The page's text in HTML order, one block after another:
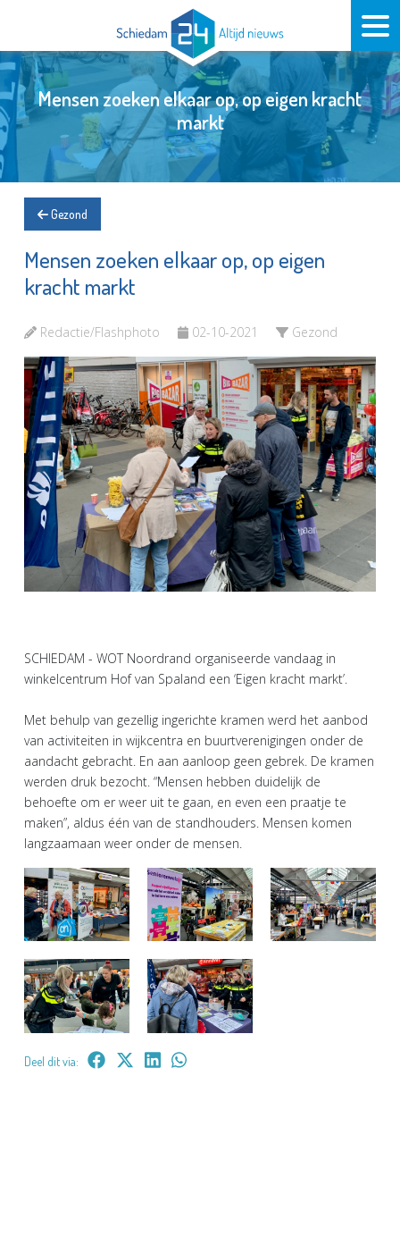
Mensen zoeken elkaar op, op eigen kracht
markt
Gezond
Mensen zoeken elkaar op, op eigen
kracht markt
Redactie/Flashphoto 02-10-2021 Gezond
SCHIEDAM - WOT Noordrand organiseerde vandaag in
winkelcentrum Hof van Spaland een ‘Eigen kracht markt’.
Met behulp van gezellig ingerichte kramen werd het aanbod
van activiteiten in wijkcentra en buurtverenigingen onder de
aandacht gebracht. En aan aanloop geen gebrek. De kramen
werden druk bezocht. “Mensen hebben duidelijk de
behoefte om er weer uit te gaan, en even een praatje te
maken”, aldus één van de standhouders. Mensen komen
langzaamaan weer onder de mensen.
Deel dit via: